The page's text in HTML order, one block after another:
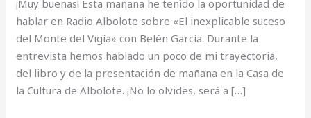
¡Muy buenas! Esta mañana he tenido la oportunidad de
hablar en Radio Albolote sobre «El inexplicable suceso
del Monte del Vigía» con Belén García. Durante la
entrevista hemos hablado un poco de mi trayectoria,
del libro y de la presentación de mañana en la Casa de
la Cultura de Albolote. ¡No lo olvides, será a […]